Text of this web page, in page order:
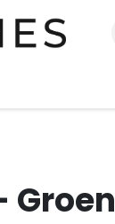
Groen